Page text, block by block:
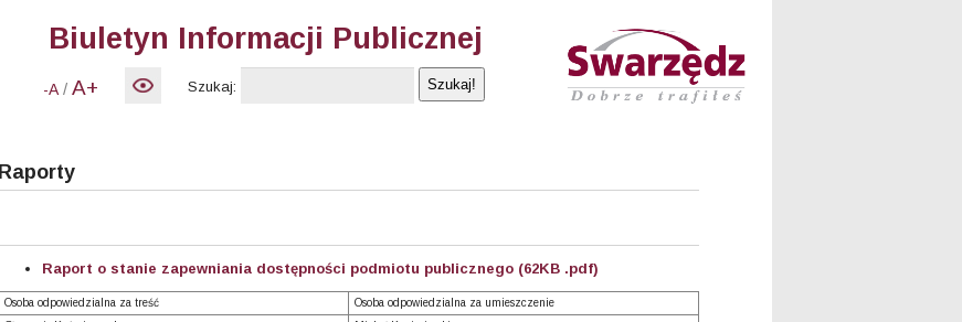
Biuletyn Informacji Publicznej
-A / A+ Szukaj:
Raporty
Raport o stanie zapewniania dostępności podmiotu publicznego (62KB .pdf)
Osoba odpowiedzialna za treść
Osoba odpowiedzialna za umieszczenie